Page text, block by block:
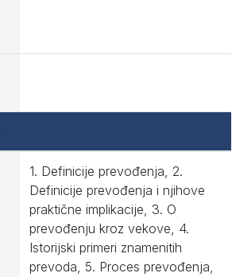
1. Definicije prevođenja, 2.
Definicije prevođenja i njihove
praktične implikacije, 3. O
prevođenju kroz vekove, 4.
Istorijski primeri znamenitih
prevoda, 5. Proces prevođenja,